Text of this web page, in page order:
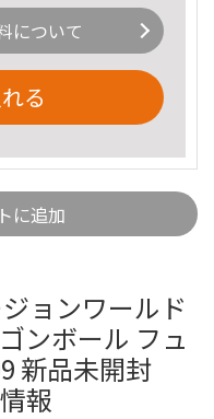
について
る
に追加
ョンワールド
ンボール フュ
新品未開封
報